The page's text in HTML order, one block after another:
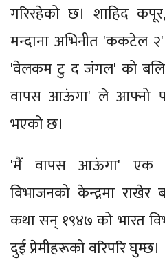
गरिरहेको छ। शाहिद
मन्दाना अभिनीत 'ककटेल
'वेलकम टु द जंगल' को
वापस आऊंगा' ले आफ्नो
भएको छ।
'मैं वापस आऊंगा' एक
विभाजनको केन्द्रमा
कथा सन् १९४७ को भारत
दुई प्रेमीहरूको वरिपरि घुम्छ।